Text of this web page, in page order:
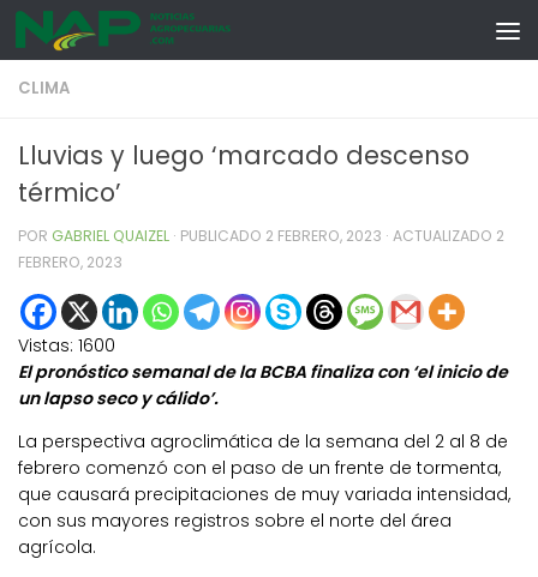
Skip to content
CLIMA
Lluvias y luego ‘marcado descenso
térmico’
POR GABRIEL QUAIZEL · PUBLICADO 2 FEBRERO, 2023 · ACTUALIZADO 2
FEBRERO, 2023
Vistas: 1600
El pronóstico semanal de la BCBA finaliza con ‘el inicio de
un lapso seco y cálido’.
La perspectiva agroclimática de la semana del 2 al 8 de
febrero comenzó con el paso de un frente de tormenta,
que causará precipitaciones de muy variada intensidad,
con sus mayores registros sobre el norte del área
agrícola.